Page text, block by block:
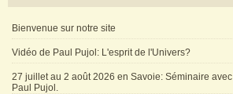
Bienvenue sur notre site
Vidéo de Paul Pujol: L'esprit de l'Univers?
27 juillet au 2 août 2026 en Savoie: Séminaire avec
Paul Pujol.